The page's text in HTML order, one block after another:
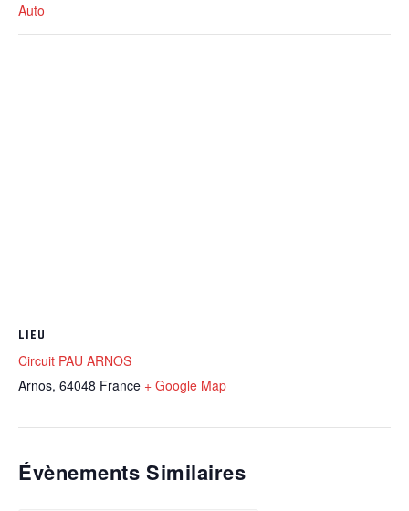
Auto
LIEU
Circuit PAU ARNOS
Arnos, 64048 France + Google Map
Évènements Similaires